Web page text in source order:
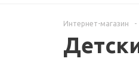
Интернет-магазин -